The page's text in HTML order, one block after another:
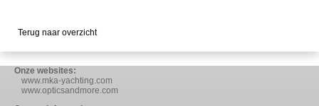
Terug naar overzicht
Onze websites:
www.mka-yachting.com
www.opticsandmore.com